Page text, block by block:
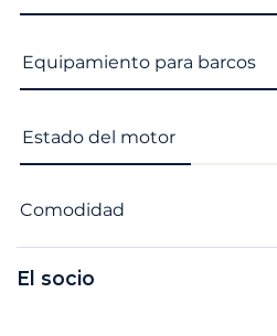
Equipamiento para barcos
Estado del motor
Comodidad
El socio